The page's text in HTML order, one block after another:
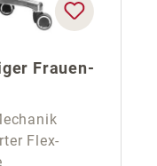
Frauen-
Flex-